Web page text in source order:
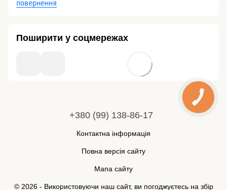
повернення
Поширити у соцмережах
+380 (99) 138-86-17
Контактна інформація
Повна версія сайту
Мапа сайту
© 2026 - Використовуючи наш сайт, ви погоджуєтесь на збір